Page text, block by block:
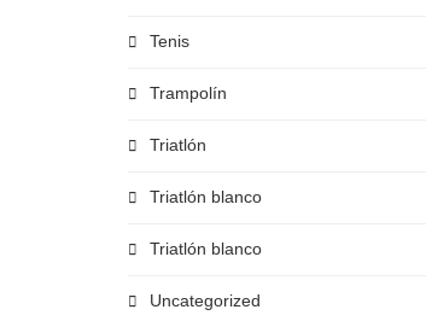
Tenis
Trampolín
Triatlón
Triatlón blanco
Triatlón blanco
Uncategorized